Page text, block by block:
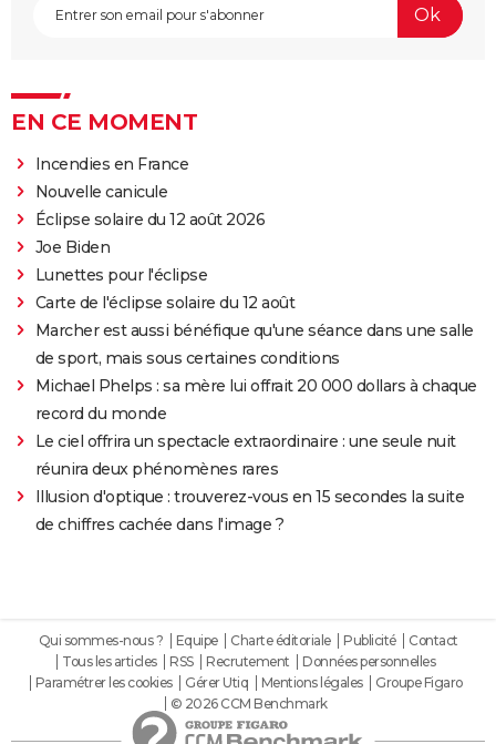
EN CE MOMENT
Incendies en France
Nouvelle canicule
Éclipse solaire du 12 août 2026
Joe Biden
Lunettes pour l'éclipse
Carte de l'éclipse solaire du 12 août
Marcher est aussi bénéfique qu'une séance dans une salle
de sport, mais sous certaines conditions
Michael Phelps : sa mère lui offrait 20 000 dollars à chaque
record du monde
Le ciel offrira un spectacle extraordinaire : une seule nuit
réunira deux phénomènes rares
Illusion d'optique : trouverez-vous en 15 secondes la suite
de chiffres cachée dans l'image ?
Qui sommes-nous ? Equipe Charte éditoriale Publicité
Contact
Tous les articles
RSS Recrutement
Données personnelles
Paramétrer les cookies
Gérer Utiq Mentions légales
Groupe Figaro
© 2026 CCM Benchmark